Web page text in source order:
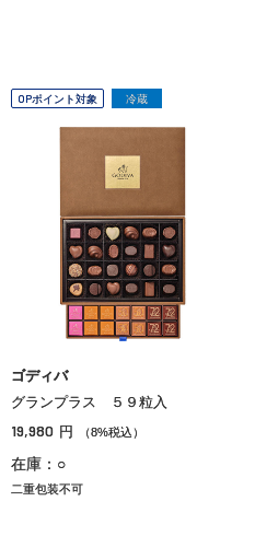
OPポイント対象 冷蔵
ゴディバ
グランプラス ５９粒入
19,980 円 （8%税込）
在庫：○
二重包装不可